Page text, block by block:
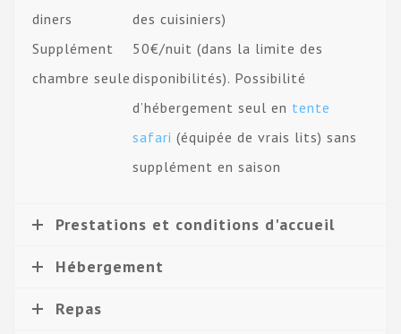
diners
des cuisiniers)
Supplément
chambre seule
50€/nuit (dans la limite des
disponibilités). Possibilité
d’hébergement seul en tente
safari (équipée de vrais lits) sans
supplément en saison
Prestations et conditions d'accueil
Hébergement
Repas